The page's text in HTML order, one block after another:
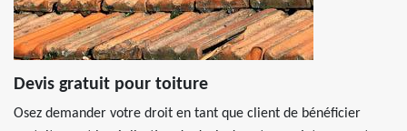
Devis gratuit pour toiture
Osez demander votre droit en tant que client de bénéficier